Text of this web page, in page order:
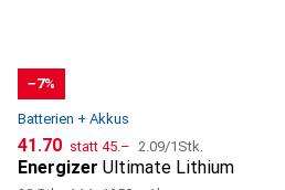
−7%
Batterien + Akkus
CHF
41.70 statt CHF
45.– CHF
2.09/1Stk.
Energizer Ultimate Lithium